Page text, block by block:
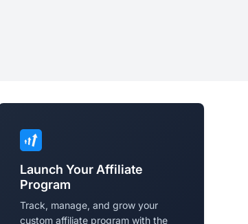
Launch Your Affiliate
Program
Track, manage, and grow your
custom affiliate program with the